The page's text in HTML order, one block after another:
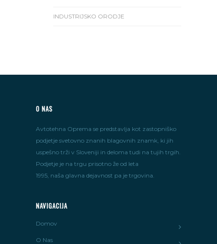
INDUSTRIJSKO ORODJE
O NAS
Avtotehna Oprema se predstavlja kot zastopniško
podjetje svetovno znanih blagovnih znamk, ki jih
uspešno trži v Sloveniji in deloma tudi na tujih trgih.
Podjetje je na trgu prisotno že od leta
1995, naša glavna dejavnost pa je trgovina.
NAVIGACIJA
Domov
O Nas